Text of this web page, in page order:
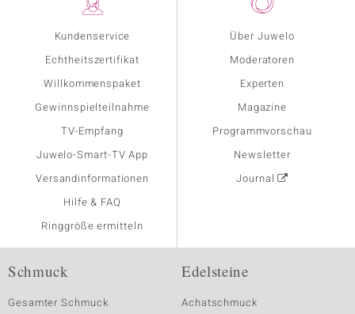
Kundenservice
Echtheitszertifikat
Willkommenspaket
Gewinnspielteilnahme
TV-Empfang
Juwelo-Smart-TV App
Versandinformationen
Hilfe & FAQ
Ringgröße ermitteln
Über Juwelo
Moderatoren
Experten
Magazine
Programmvorschau
Newsletter
Journal
Schmuck
Gesamter Schmuck
Edelsteine
Achatschmuck